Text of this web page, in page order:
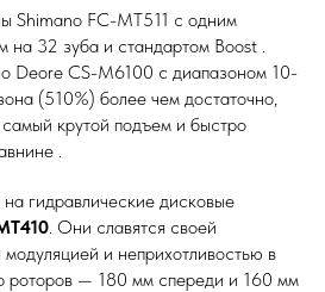
Shimano FC-MT511 с одним
на 32 зуба и стандартом Boost .
Deore CS-M6100 с диапазоном 10-
(510%) более чем достаточно,
крутой подъем и быстро
.
гидравлические дисковые
. Они славятся своей
и неприхотливостью в
роторов — 180 мм спереди и 160 мм